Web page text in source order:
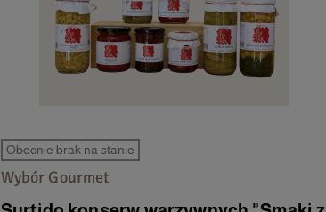
Obecnie brak na stanie
Wybór Gourmet